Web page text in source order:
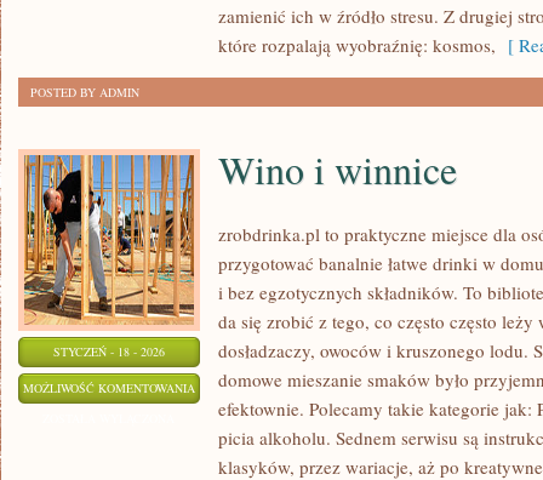
ODKRYCIA
zamienić ich w źródło stresu. Z drugiej
które rozpalają wyobraźnię: kosmos, [
POSTED BY ADMIN
STYCZEŃ - 18 - 2026
MOŻLIWOŚĆ KOMENTOWANIA WINO
WINNICE
Wino i winnice
zrobdrinka.pl to praktyczne miejsce dla
przygotować banalnie łatwe drinki w
i bez egzotycznych składników. To
da się zrobić z tego, co często często
dosładzaczy, owoców i kruszonego lodu.
domowe mieszanie smaków było
efektownie. Polecamy takie kategorie
picia alkoholu. Sednem serwisu są
klasyków, przez wariacje, aż po